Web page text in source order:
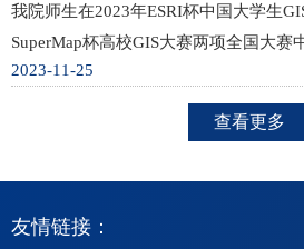
我院师生在2023年ESRI杯中国大学生
SuperMap杯高校GIS大赛两项全国大赛
2023-11-25
查看更多
友情链接：